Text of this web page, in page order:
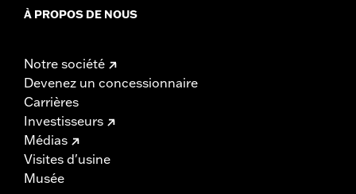
À PROPOS DE NOUS
Notre société
Devenez un concessionnaire
Carrières
Investisseurs
Médias
Visites d'usine
Musée